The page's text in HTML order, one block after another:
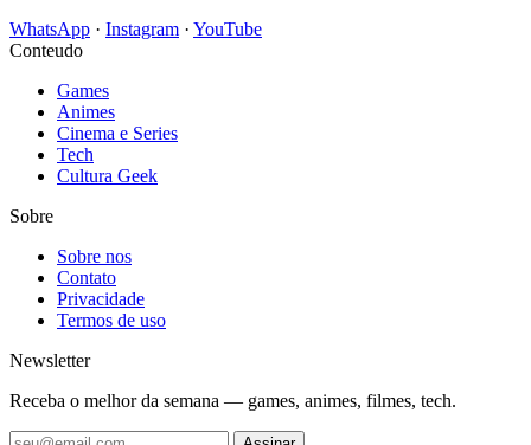
WhatsApp · Instagram · YouTube
Conteudo
Games
Animes
Cinema e Series
Tech
Cultura Geek
Sobre
Sobre nos
Contato
Privacidade
Termos de uso
Newsletter
Receba o melhor da semana — games, animes, filmes, tech.